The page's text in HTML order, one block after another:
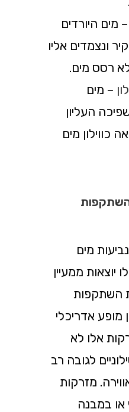
– מים היורדים
ונצמדים אליו
רסס מים.
– מים
העליון
כווילון מים
השתקפות
מים
יוצאות ממעיין
השתקפות
מופע אדריכלי
אלו לא
לגובה רב
מזרקות
או במבנה